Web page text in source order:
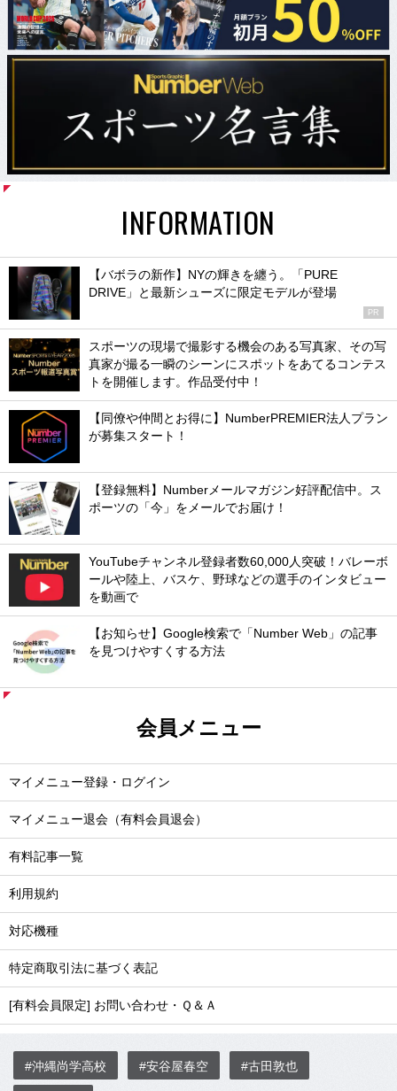
INFORMATION
【バボラの新作】NYの輝きを纏う。「PURE
DRIVE」と最新シューズに限定モデルが登場
PR
スポーツの現場で撮影する機会のある写真家、その写
真家が撮る一瞬のシーンにスポットをあてるコンテス
トを開催します。作品受付中！
【同僚や仲間とお得に】NumberPREMIER法人プラン
が募集スタート！
【登録無料】Numberメールマガジン好評配信中。ス
ポーツの「今」をメールでお届け！
YouTubeチャンネル登録者数60,000人突破！バレーボ
ールや陸上、バスケ、野球などの選手のインタビュー
を動画で
【お知らせ】Google検索で「Number Web」の記事
を見つけやすくする方法
会員メニュー
マイメニュー登録・ログイン
マイメニュー退会（有料会員退会）
有料記事一覧
利用規約
対応機種
特定商取引法に基づく表記
[有料会員限定] お問い合わせ・Ｑ＆Ａ
#沖縄尚学高校 #安谷屋春空 #古田敦也